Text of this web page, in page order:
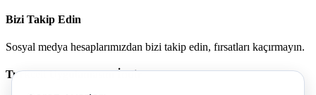
Bizi Takip Edin
Sosyal medya hesaplarımızdan bizi takip edin, fırsatları kaçırmayın.
Turkcell Uygulamasını İndir